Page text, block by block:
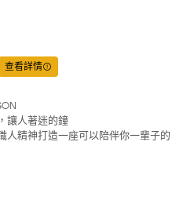
查看詳情
讓人著迷的鐘
人精神打造一座可以陪伴你一輩子的